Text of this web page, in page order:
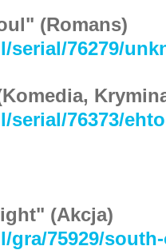
(Romans)
76279/
76373/
(Akcja)
75929/